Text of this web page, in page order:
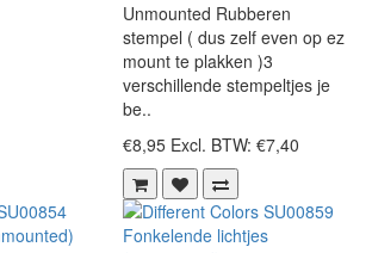
Unmounted Rubberen
stempel ( dus zelf even op ez
mount te plakken )3
verschillende stempeltjes je
be..
€8,95 Excl. BTW: €7,40